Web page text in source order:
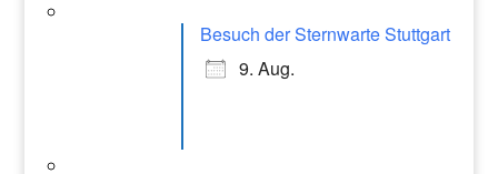
Besuch der Sternwarte Stuttgart
9. Aug.